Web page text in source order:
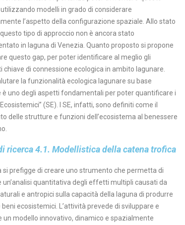
modelli in grado di considerare
l’aspetto della configurazione spaziale. Allo stato
tipo di approccio non è ancora stato
in laguna di Venezia. Quanto proposto si propone
questo gap, per poter identificare al meglio gli
chiave di connessione ecologica in ambito lagunare.
la funzionalità ecologica lagunare su base
è uno degli aspetti fondamentali per poter quantificare i
(SE). I SE, infatti, sono definiti come il
delle strutture e funzioni dell’ecosistema al benessere
ricerca 4.1. Modellistica della catena trofica
si prefigge di creare uno strumento che permetta di
un’analisi quantitativa degli effetti multipli causati da
e antropici sulla capacità della laguna di produrre
beni ecosistemici. L’attività prevede di sviluppare e
un modello innovativo, dinamico e spazialmente
predatore apicale della rete trofica. Attraverso l’utilizzo
innovazioni della modellistica Ecospace sarà inoltre
i) integrare i risultati di modellistica biogeochimica (off-
e gli effetti sia sulla produzione primaria che su
trofica (effetti trofici); ii) rappresentare modifiche